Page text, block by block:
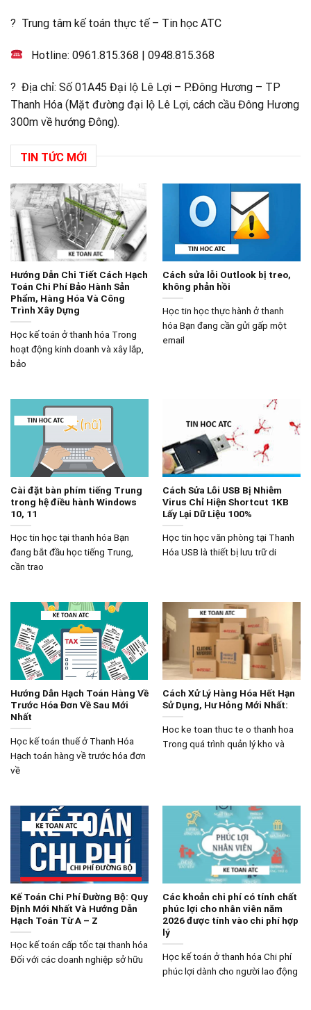
? Trung tâm kế toán thực tế – Tin học ATC
Hotline:0961.815.368 |0948.815.368
? Địa chỉ: Số 01A45 Đại lộ Lê Lợi – P.Đông Hương – TP
Thanh Hóa (Mặt đường đại lộ Lê Lợi, cách cầu Đông Hương
300m về hướng Đông).
TIN TỨC MỚI
Hướng Dẫn Chi Tiết Cách Hạch
Toán Chi Phí Bảo Hành Sản
Phẩm, Hàng Hóa Và Công
Trình Xây Dựng
Học kế toán ở thanh hóa Trong
hoạt động kinh doanh và xây lắp,
bảo
Cách sửa lỗi Outlook bị treo,
không phản hồi
Học tin học thực hành ở thanh
hóa Bạn đang cần gửi gấp một
email
Cài đặt bàn phím tiếng Trung
trong hệ điều hành Windows
10, 11
Học tin học tại thanh hóa Bạn
đang bắt đầu học tiếng Trung,
cần trao
Cách Sửa Lỗi USB Bị Nhiễm
Virus Chỉ Hiện Shortcut 1KB
Lấy Lại Dữ Liệu 100%
Học tin học văn phòng tại Thanh
Hóa USB là thiết bị lưu trữ di
Hướng Dẫn Hạch Toán Hàng Về
Trước Hóa Đơn Về Sau Mới
Nhất
Học kế toán thuế ở Thanh Hóa
Hạch toán hàng về trước hóa đơn
về
Cách Xử Lý Hàng Hóa Hết Hạn
Sử Dụng, Hư Hỏng Mới Nhất:
Hoc ke toan thuc te o thanh hoa
Trong quá trình quản lý kho và
Kế Toán Chi Phí Đường Bộ: Quy
Định Mới Nhất Và Hướng Dẫn
Hạch Toán Từ A – Z
Học kế toán cấp tốc tại thanh hóa
Đối với các doanh nghiệp sở hữu
Các khoản chi phí có tính chất
phúc lợi cho nhân viên năm
2026 được tính vào chi phí hợp
lý
Học kế toán ở thanh hóa Chi phí
phúc lợi dành cho người lao động